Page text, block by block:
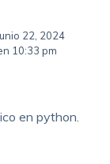
22, 2024
10:33 pm
en python.